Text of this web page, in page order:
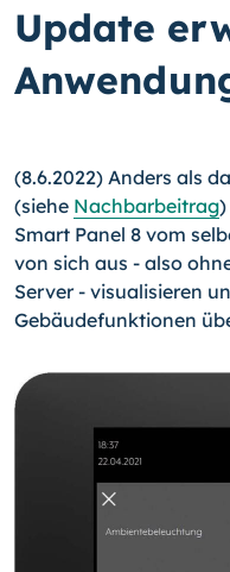
Update
(8.6.2022) Anders als
(siehe Nachbarbeitrag)
Smart Panel 8 vom
von sich aus - also
Server - visualisieren
Gebäudefunktionen